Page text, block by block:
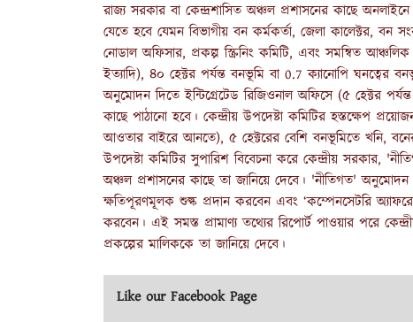
রাজ্য সরকার বা কেন্দ্রশাসিত অঞ্চল প্রশাসনের কাছে
যেতে হবে যেমন বিভাগীয় বন কর্মকর্তা, জেলা কালেক্টর, বন
নোডাল অফিসার, প্রকল্প স্ক্রিনিং কমিটি, এবং সমন্বিত
ইত্যাদি), ৪০ হেক্টর পর্যন্ত বনভূমি বা 0.7 ক্যানোপি ঘনত্বের
অনুমোদন দিতে ইন্টিগ্রেটেড রিজিওনাল অফিসে (৫ হেক্টর
কাছে পাঠানো হবে। কেন্দ্রীয় উপদেষ্টা কমিটির হস্তক্ষেপ
আওতার বাইরে আনতে), ৫ হেক্টরের বেশি বনভূমিতে খনি,
উপদেষ্টা কমিটির সুপারিশ বিবেচনা করে কেন্দ্রীয় সরকার,
অঞ্চল প্রশাসনের কাছে তা জানিয়ে দেবে। 'নীতিগত' অনুমোদন
ক্ষতিপূরণমূলক শুল্ক প্রদান করবেন এবং ‘কম্পেনসেটরি
করবেন। এই সমস্ত প্রামাণ্য তথ্যের রিপোর্ট পাওয়ার পরে
প্রকল্পের মালিককে তা জানিয়ে দেবে।
Like our Facebook Page